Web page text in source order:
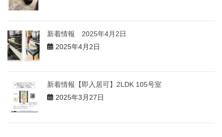
新着情報 2025年4月2日
2025年4月2日
新着情報【即入居可】2LDK 105号室
2025年3月27日